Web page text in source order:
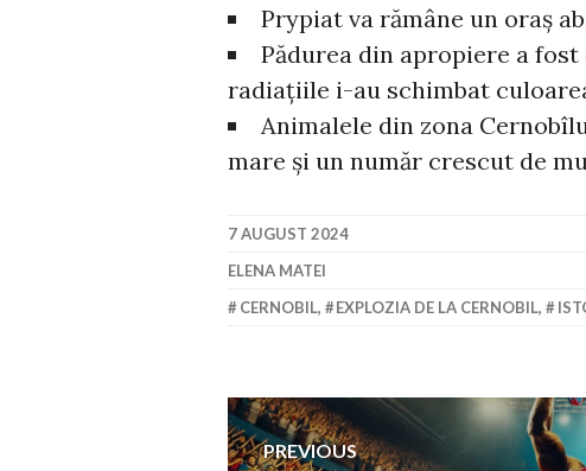
Prypiat va rămâne un oraș
Pădurea din apropiere a fost
radiațiile i-au schimbat
Animalele din zona
mare și un număr crescut de
7 AUGUST 2024
ELENA MATEI
CERNOBIL, EXPLOZIA DE LA CERNOBIL,
Navigare
PREVIOUS